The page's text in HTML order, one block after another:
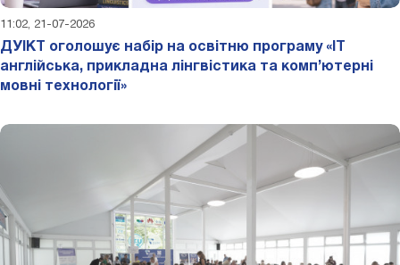
11:02, 21-07-2026
ДУІКТ оголошує набір на освітню програму «IT
англійська, прикладна лінгвістика та комп’ютерні
мовні технології»